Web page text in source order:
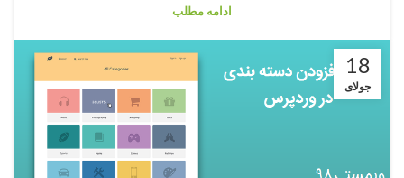
ادامه مطلب
18
جولای